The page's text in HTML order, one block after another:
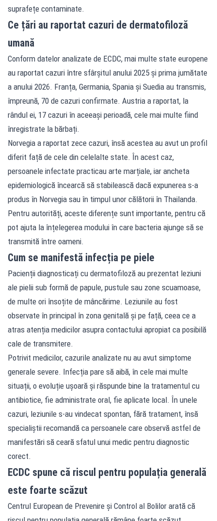
suprafețe contaminate.
Ce țări au raportat cazuri de dermatofiloză
umană
Conform datelor analizate de ECDC, mai multe state europene
au raportat cazuri între sfârșitul anului 2025 și prima jumătate
a anului 2026. Franța, Germania, Spania și Suedia au transmis,
împreună, 70 de cazuri confirmate. Austria a raportat, la
rândul ei, 17 cazuri în aceeași perioadă, cele mai multe fiind
înregistrate la bărbați.
Norvegia a raportat zece cazuri, însă acestea au avut un profil
diferit față de cele din celelalte state. În acest caz,
persoanele infectate practicau arte marțiale, iar ancheta
epidemiologică încearcă să stabilească dacă expunerea s-a
produs în Norvegia sau în timpul unor călătorii în Thailanda.
Pentru autorități, aceste diferențe sunt importante, pentru că
pot ajuta la înțelegerea modului în care bacteria ajunge să se
transmită între oameni.
Cum se manifestă infecția pe piele
Pacienții diagnosticați cu dermatofiloză au prezentat leziuni
ale pielii sub formă de papule, pustule sau zone scuamoase,
de multe ori însoțite de mâncărime. Leziunile au fost
observate în principal în zona genitală și pe față, ceea ce a
atras atenția medicilor asupra contactului apropiat ca posibilă
cale de transmitere.
Potrivit medicilor, cazurile analizate nu au avut simptome
generale severe. Infecția pare să aibă, în cele mai multe
situații, o evoluție ușoară și răspunde bine la tratamentul cu
antibiotice, fie administrate oral, fie aplicate local. În unele
cazuri, leziunile s-au vindecat spontan, fără tratament, însă
specialiștii recomandă ca persoanele care observă astfel de
manifestări să ceară sfatul unui medic pentru diagnostic
corect.
ECDC spune că riscul pentru populația generală
este foarte scăzut
Centrul European de Prevenire și Control al Bolilor arată că